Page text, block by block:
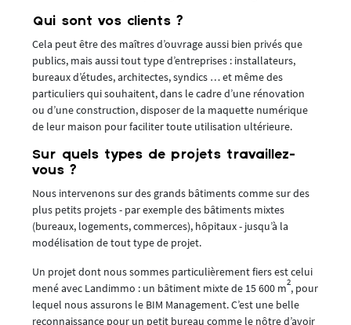
Qui sont vos clients ?
Cela peut être des maîtres d’ouvrage aussi bien privés que
publics, mais aussi tout type d’entreprises : installateurs,
bureaux d’études, architectes, syndics … et même des
particuliers qui souhaitent, dans le cadre d’une rénovation
ou d’une construction, disposer de la maquette numérique
de leur maison pour faciliter toute utilisation ultérieure.
Sur quels types de projets travaillez-
vous ?
Nous intervenons sur des grands bâtiments comme sur des
plus petits projets - par exemple des bâtiments mixtes
(bureaux, logements, commerces), hôpitaux - jusqu’à la
modélisation de tout type de projet.
Un projet dont nous sommes particulièrement fiers est celui
mené avec Landimmo : un bâtiment mixte de 15 600 m2, pour
lequel nous assurons le BIM Management. C’est une belle
reconnaissance pour un petit bureau comme le nôtre d’avoir